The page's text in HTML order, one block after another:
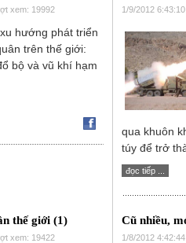
xem: 19992
hướng phát triển
trên thế giới:
bộ và vũ khí hạm
1/9/2012
qua khuôn
túy để trở
đọc tiếp ...
thế giới (1)
xem: 19422
Cũ nhiều,
1/8/2012